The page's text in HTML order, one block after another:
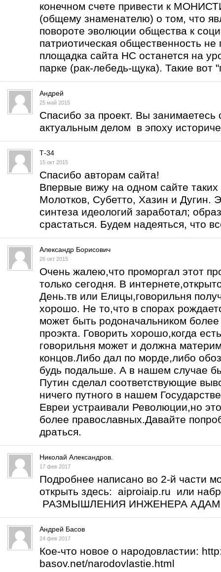
конечном счете привести к
(общему знаменателю) о том, что
повороте эволюции общества к
патриотическая общественность не
площадка сайта НС останется на
парке (рак-лебедь-щука). Такие вот
Андрей
25 май 2015
Спасибо за проект. Вы
актуальным делом в эпоху
Т-34
15 окт 2015
Спасибо авторам сайта!
Впервые вижу на одном сайте
Молотков, Субетто, Хазин и Дугин.
синтеза идеологий заработал;
срастаться. Будем надеяться, что
Александр Борисович
26 окт 2015
Очень жалею,что проморгал этот
только сегодня. В
День.тв или Елицы,говорильня
хорошо. Не то,что в спорах
может быть родоначальником более
проэкта. Говорить хорошо,когда
говорильня может и должна
концов.Либо дал по морде,либо
будь подальше. А в нашем случае
Путин сделал соответствующие
ничего путного в нашем
Евреи устраивали Революции,но
более православных.Давайте
драться.
Николай Александров.
17 фев 2017
Подробнее написано во 2-й части
открыть здесь: aiproiaip.ru или
РАЗМЫШЛЕНИЯ ИНЖЕНЕРА
Андрей Басов
24 фев 2017
Кое-что новое о народовластии:
basov.net/narodovlastie.html